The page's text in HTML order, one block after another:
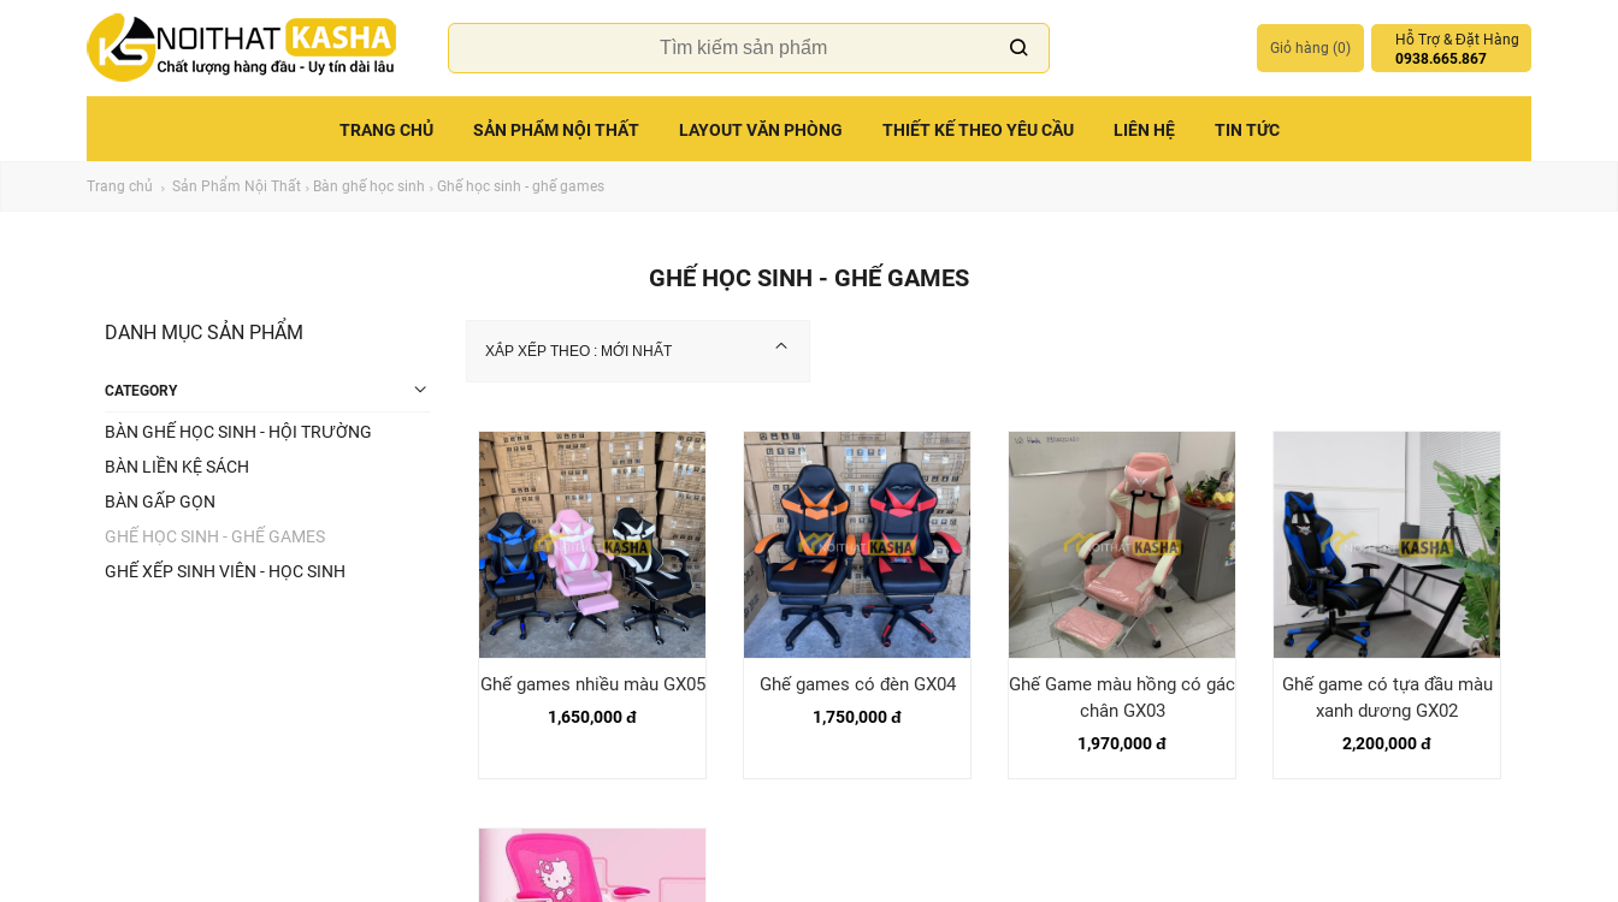
Giỏ hàng (0)
Hỗ Trợ & Đặt Hàng
0938.665.867
TRANG CHỦ SẢN PHẨM NỘI THẤT LAYOUT VĂN PHÒNG THIẾT KẾ THEO YÊU CẦU LIÊN HỆ TIN TỨC
Trang chủ Sản Phẩm Nội Thất Bàn ghế học sinh Ghế học sinh - ghế games
GHẾ HỌC SINH - GHẾ GAMES
DANH MỤC SẢN PHẨM
CATEGORY
BÀN GHẾ HỌC SINH - HỘI TRƯỜNG
BÀN LIỀN KỆ SÁCH
BÀN GẤP GỌN
GHẾ HỌC SINH - GHẾ GAMES
GHẾ XẾP SINH VIÊN - HỌC SINH
XẮP XẾP THEO : MỚI NHẤT
Ghế games nhiều màu GX05
1,650,000 đ
Ghế games có đèn GX04
1,750,000 đ
Ghế Game màu hồng có gác
chân GX03
1,970,000 đ
Ghế game có tựa đầu màu
xanh dương GX02
2,200,000 đ